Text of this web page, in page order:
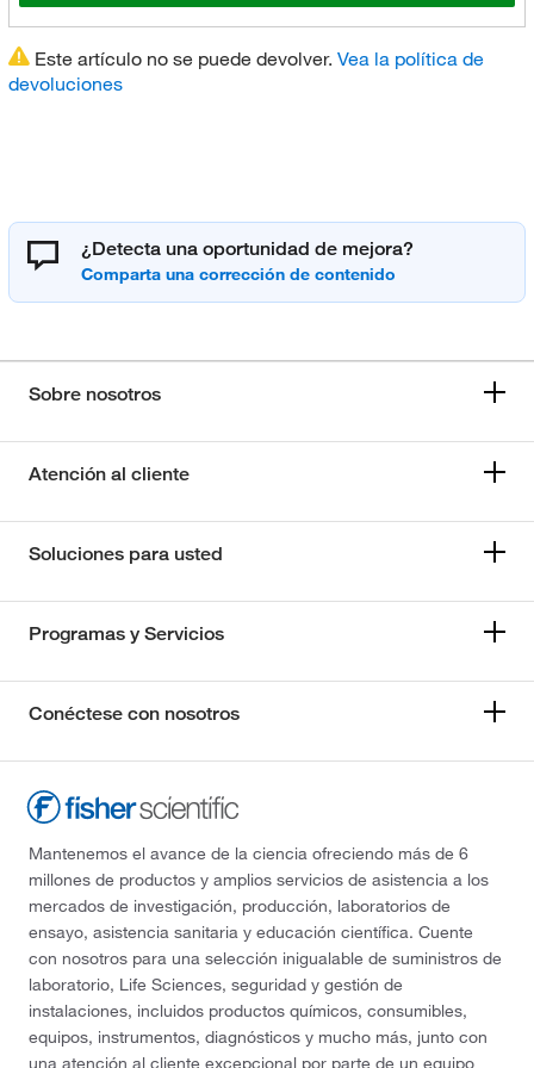
Este artículo no se puede devolver. Vea la política de
devoluciones
¿Detecta una oportunidad de mejora?
Sobre nosotros
Atención al cliente
Soluciones para usted
Programas y Servicios
Conéctese con nosotros
Mantenemos el avance de la ciencia ofreciendo más de 6
millones de productos y amplios servicios de asistencia a los
mercados de investigación, producción, laboratorios de
ensayo, asistencia sanitaria y educación científica. Cuente
con nosotros para una selección inigualable de suministros de
laboratorio, Life Sciences, seguridad y gestión de
instalaciones, incluidos productos químicos, consumibles,
equipos, instrumentos, diagnósticos y mucho más, junto con
una atención al cliente excepcional por parte de un equipo